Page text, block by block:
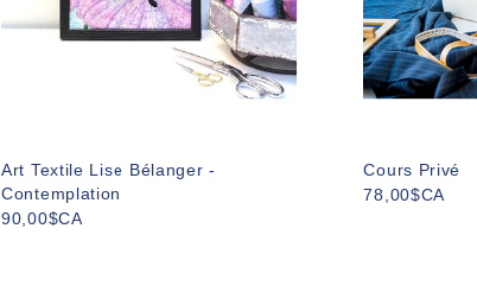
Art Textile Lise Bélanger -
Contemplation
90,00$CA
Cours Privé
78,00$CA